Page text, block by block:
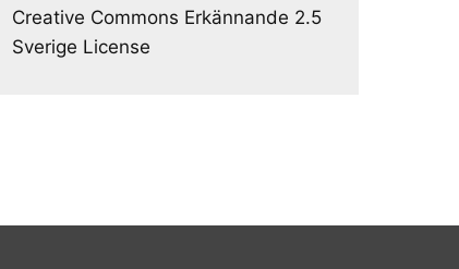
Creative Commons Erkännande 2.5
Sverige License